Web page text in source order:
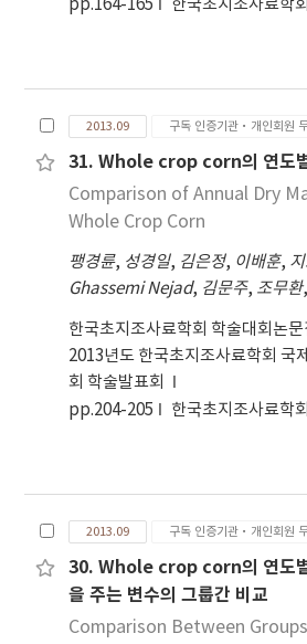
DMY = 158.63AGD –8.82AAT
SGD: Spring Growing Days,
Accumulated Temperature,
Rainfall Days). Furthermore,
predicted as 9,790±120 (kg/
DMY(9,790 kg/ha). During
of inland areas were
that of coastal areas except
furthermore, northeastern
mountainous, had lain no
weak cold tolerance. In this
though the yield prediction
mapping were only
particular locations limited
situation as a startup
pp.164-165 한국초지조사료학회
2013.09 구독 인증기관·개인회원
31. Whole crop corn의 연도
Comparison of Annual Dry
Whole Crop Corn
팽경륜, 성경일, 김은정, 이배훈,
Ghassemi Nejad, 김문주, 조무환,
한국초지조사료학회 학술대회논문
2013년도 한국초지조사료학회 국
회 학술발표회
pp.204-205
한국초지조사료학회
2013.09 구독 인증기관·개인회원
30. Whole crop corn의 연도
을 주는 변수의 그룹간 비교
Comparison Between